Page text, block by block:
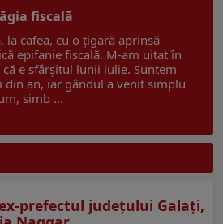
fiscală
la cafea, cu o țigară aprinsă
epifanie fiscală. M-am uitat în
e sfârșitul lunii iulie. Suntem
din an, iar gândul a venit simplu
simb ...
prefectul judeţului Galaţi,